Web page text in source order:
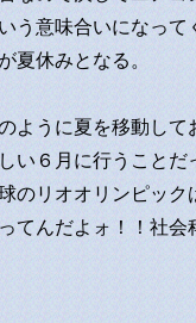
う意味合いになって
夏休みとなる。
ように夏を移動して
い６月に行うことだ
のリオオリンピック
てんだよォ！！社会